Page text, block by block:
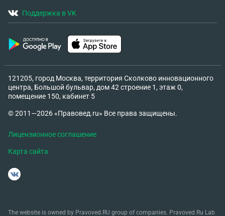
Поддержка в VK
121205, город Москва, территория Сколково инновационного
центра, Большой бульвар, дом 42 строение 1, этаж 0,
помещение 150, кабинет 5
© 2011—2026 «Правовед.ru» Все права защищены.
Лицензионное соглашение
Карта сайта
The website is owned by Pravoved.RU group of companies. Pravoved.Ru Lab